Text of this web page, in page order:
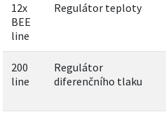
12x
BEE
line
Regulátor teploty
200
line
Regulátor
diferenčního tlaku